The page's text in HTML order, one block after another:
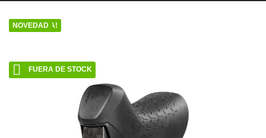
¡EN OFERTA!
NOVEDAD
 FUERA DE STOCK